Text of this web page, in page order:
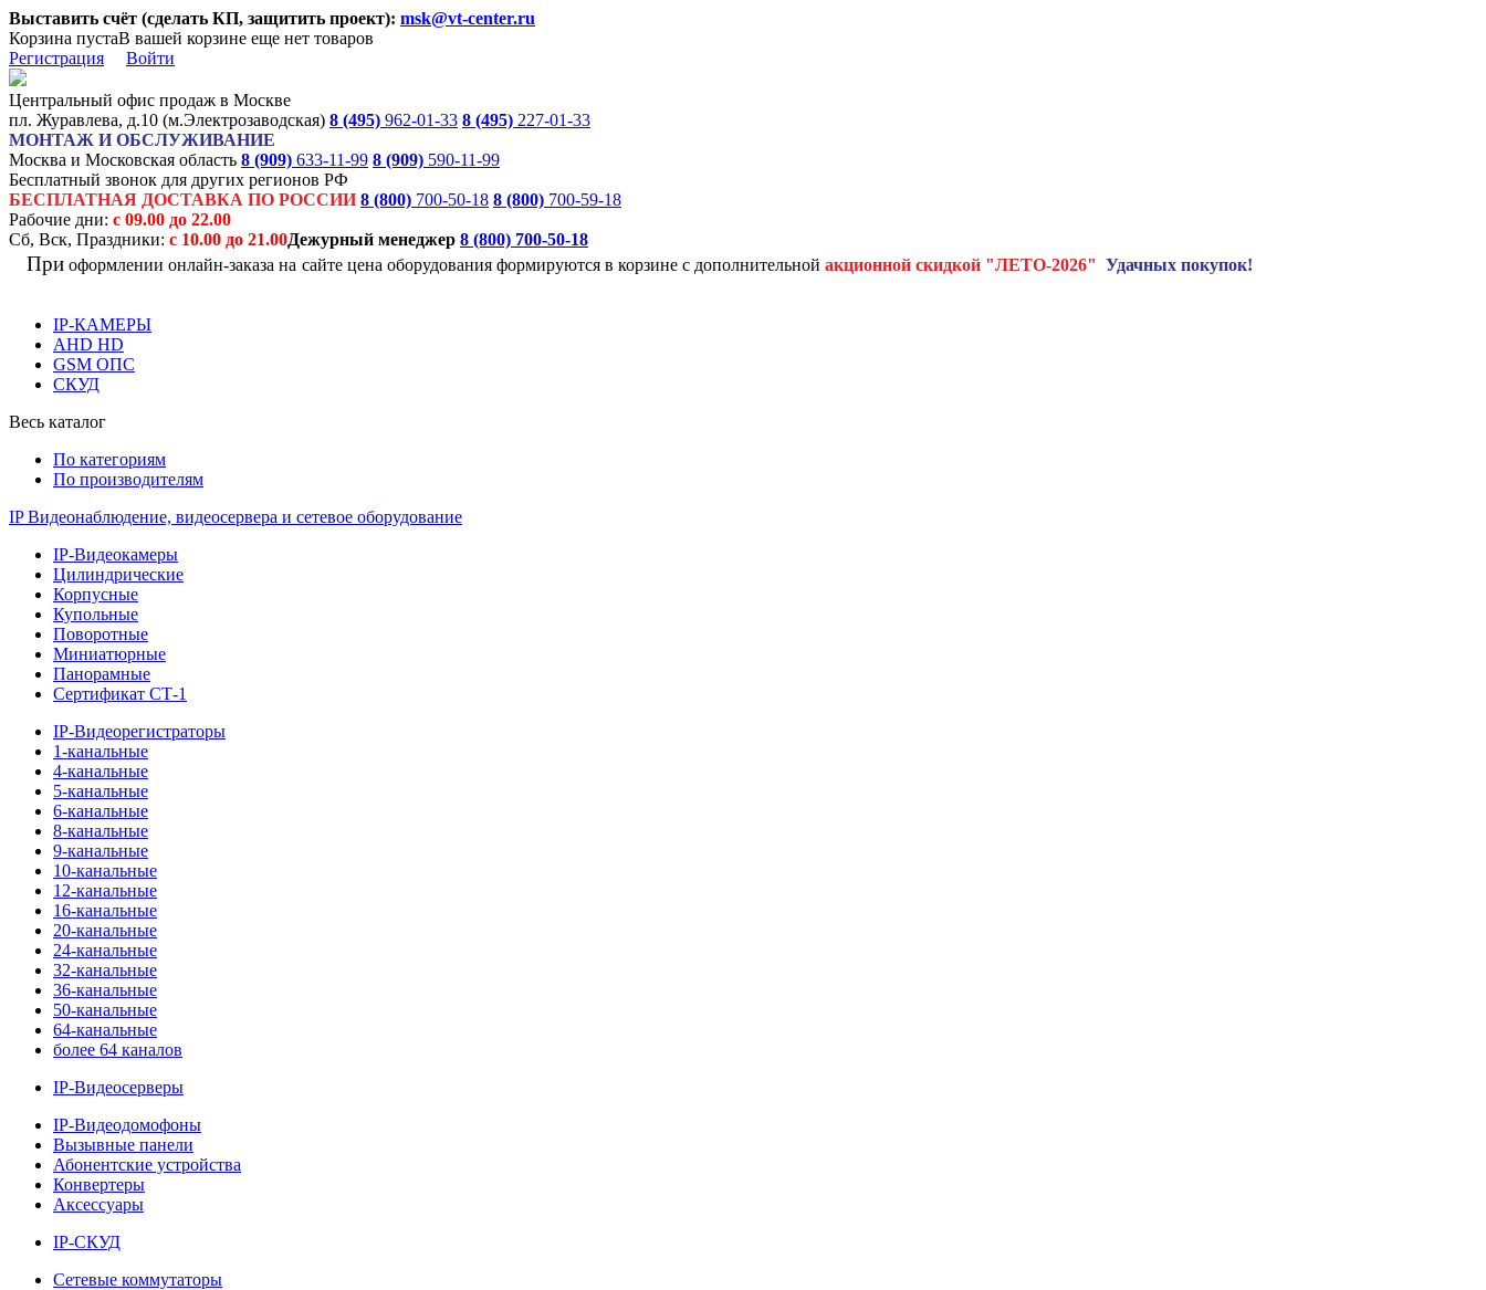
Выставить счёт (сделать КП, защитить проект): msk@vt-center.ru
Корзина пустаВ вашей корзине еще нет товаров
Регистрация
Войти
Центральный офис продаж в Москве
пл. Журавлева, д.10 (м.Электрозаводская) 8 (495) 962-01-33 8 (495) 227-01-33
МОНТАЖ И ОБСЛУЖИВАНИЕ
Москва и Московская область 8 (909) 633-11-99 8 (909) 590-11-99
Бесплатный звонок для других регионов РФ
БЕСПЛАТНАЯ ДОСТАВКА ПО РОССИИ 8 (800) 700-50-18 8 (800) 700-59-18
Рабочие дни: с 09.00 до 22.00
Сб, Вск, Праздники: с 10.00 до 21.00Дежурный менеджер 8 (800) 700-50-18
При оформлении онлайн-заказа на сайте цена оборудования формируются в корзине с дополнительной акционной скидкой "ЛЕТО-2026" Удачных покупок!
IP-КАМЕРЫ
AHD HD
GSM ОПС
СКУД
Весь каталог
По категориям
По производителям
IP Видеонаблюдение, видеосервера и сетевое оборудование
IP-Видеокамеры
Цилиндрические
Корпусные
Купольные
Поворотные
Миниатюрные
Панорамные
Сертификат СТ-1
IP-Видеорегистраторы
1-канальные
4-канальные
5-канальные
6-канальные
8-канальные
9-канальные
10-канальные
12-канальные
16-канальные
20-канальные
24-канальные
32-канальные
36-канальные
50-канальные
64-канальные
более 64 каналов
IP-Видеосерверы
IP-Видеодомофоны
Вызывные панели
Абонентские устройства
Конвертеры
Аксессуары
IP-СКУД
Сетевые коммутаторы